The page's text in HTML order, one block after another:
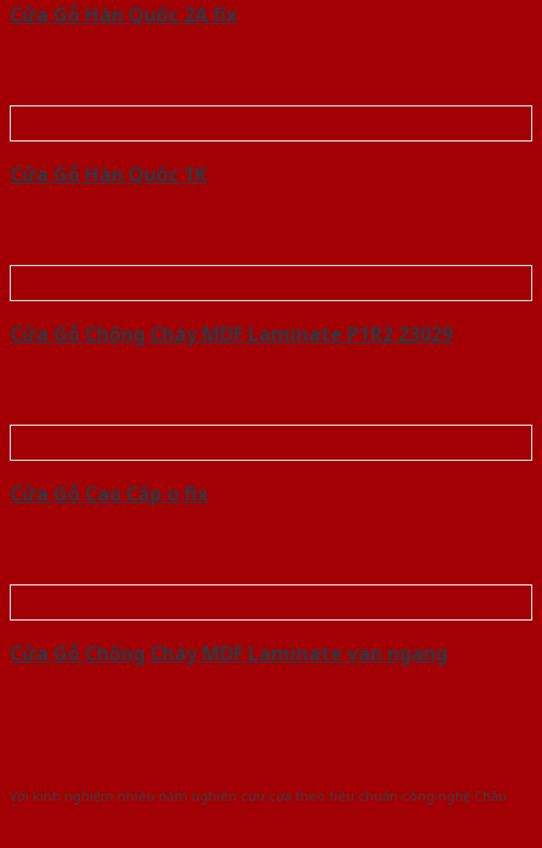
Cửa Gỗ Hàn Quốc 2A fix
Cửa Gỗ Hàn Quốc 1K
Cửa Gỗ Chống Cháy MDF Laminate P1R2 23029
Cửa Gỗ Cao Cấp o fix
Cửa Gỗ Chống Cháy MDF Laminate van ngang
Với kinh nghiệm nhiêu năm nghiên cứu cửa theo tiêu chuẩn công nghệ Châu
Âu.Chúng tôi tự tin là nhà sản xuất & cung cấp hàng đầu tại Việt Nam!